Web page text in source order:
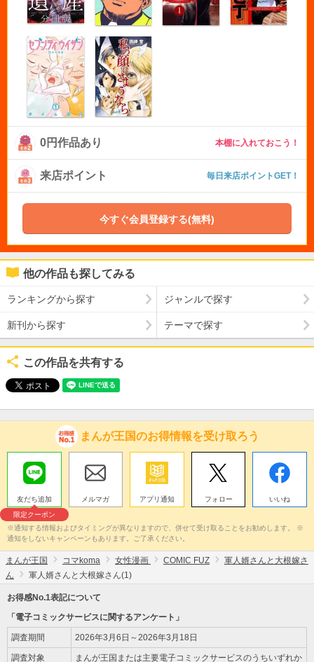
0円作品あり 本棚に入れておこう！
来店ポイント 毎日来店ポイントGET！
今すぐ会員登録する(無料)
他の作品も探してみる
ランキングから探す ジャンルで探す
新刊から探す テーマで探す
この作品を共有する
まんが王国のお得情報を受け取ろう
友だち追加
限定クーポン
メルマガ アプリ通知 フォロー いいね
※通知する情報およびタイミングが異なりますので、併せて受け取ることをお勧めします。 ※
通知をしないキャンペーンもあります。ご了承ください。
まんが王国 コマkoma 女性漫画 COMIC FUZ
軍人婿さんと大根嫁さ
ん
軍人婿さんと大根嫁さん(1)
お得感No.1表記について
「電子コミックサービスに関するアンケート」
調査期間 2026年3月6日～2026年3月18日
調査対象 まんが王国または主要電子コミックサービスのうちいずれか